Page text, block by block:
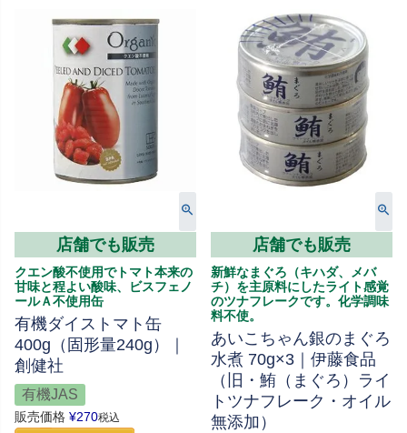
店舗でも販売
クエン酸不使用でトマト本来の
甘味と程よい酸味、ビスフェノ
ールＡ不使用缶
有機ダイストマト缶
400g（固形量240g）｜
創健社
有機JAS
販売価格 ¥270税込
店舗でも販売
新鮮なまぐろ（キハダ、メバ
チ）を主原料にしたライト感覚
のツナフレークです。化学調味
料不使。
あいこちゃん銀のまぐろ
水煮 70g×3｜伊藤食品
（旧・鮪（まぐろ）ライ
トツナフレーク・オイル
無添加）